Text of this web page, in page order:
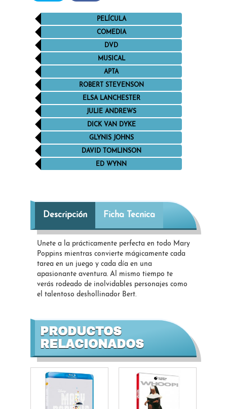
PELÍCULA
COMEDIA
DVD
MUSICAL
APTA
ROBERT STEVENSON
ELSA LANCHESTER
JULIE ANDREWS
DICK VAN DYKE
GLYNIS JOHNS
DAVID TOMLINSON
ED WYNN
Descripción Ficha Tecnica
Unete a la prácticamente perfecta en todo Mary
Poppins mientras convierte mágicamente cada
tarea en un juego y cada día en una
apasionante aventura. Al mismo tiempo te
verás rodeado de inolvidables personajes como
el talentoso deshollinador Bert.
PRODUCTOS
RELACIONADOS